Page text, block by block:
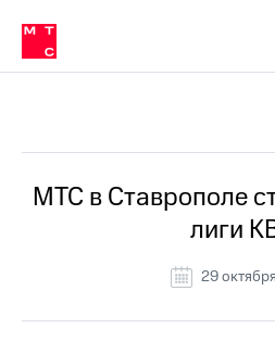
Медиа-центр
и акционерам
Устойчивое развитие
Комплаенс и деловая этика
компании
Карьера
История
Руководство
в МТС
Пресс-
релизы
о технологиях
МТС в Ставрополе
лиги
29